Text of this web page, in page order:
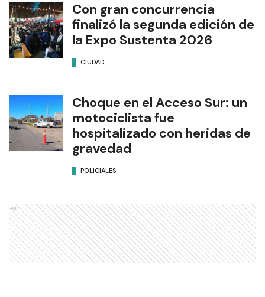
Con gran concurrencia
finalizó la segunda edición de
la Expo Sustenta 2026
CIUDAD
Choque en el Acceso Sur: un
motociclista fue
hospitalizado con heridas de
gravedad
POLICIALES
Ads